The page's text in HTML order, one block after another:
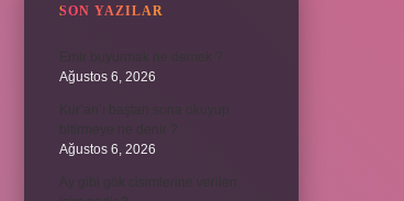
SON YAZILAR
Ağustos 6, 2026
Ağustos 6, 2026